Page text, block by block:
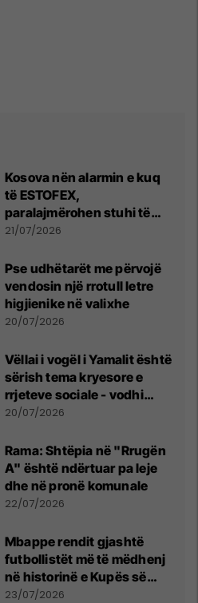
Kosova nën alarmin e kuq
të ESTOFEX,
paralajmërohen stuhi të
fuqishme me breshër dhe
21/07/2026
Pse udhëtarët me përvojë
vendosin një rrotull letre
higjienike në valixhe
20/07/2026
Vëllai i vogël i Yamalit është
sërish tema kryesore e
rrjeteve sociale - vodhi
vëmendjen pas finales së
20/07/2026
Rama: Shtëpia në "Rrugën
A" është ndërtuar pa leje
dhe në pronë komunale
22/07/2026
Mbappe rendit gjashtë
futbollistët më të mëdhenj
në historinë e Kupës së
Botës, Messi mbetet i dyti
23/07/2026